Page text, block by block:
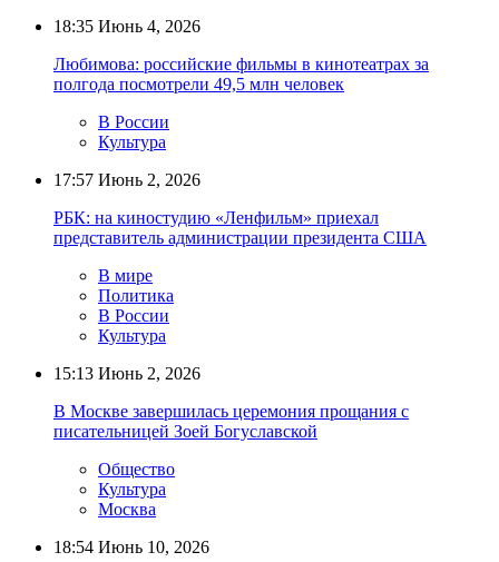
18:35 Июнь 4, 2026
Любимова: российские фильмы в кинотеатрах за
полгода посмотрели 49,5 млн человек
В России
Культура
17:57 Июнь 2, 2026
РБК: на киностудию «Ленфильм» приехал
представитель администрации президента США
В мире
Политика
В России
Культура
15:13 Июнь 2, 2026
В Москве завершилась церемония прощания с
писательницей Зоей Богуславской
Общество
Культура
Москва
18:54 Июнь 10, 2026